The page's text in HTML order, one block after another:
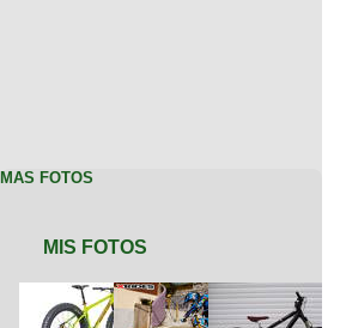
MAS FOTOS
MIS FOTOS